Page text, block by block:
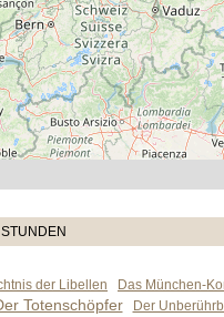
der Libellen Das München-
Totenschöpfer
Der